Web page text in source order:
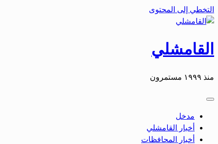
التخطي إلى المحتوى
القامشلي
منذ ١٩٩٩ مستمرون
مدخل
أخبار القامشلي
أخبار المحافظات